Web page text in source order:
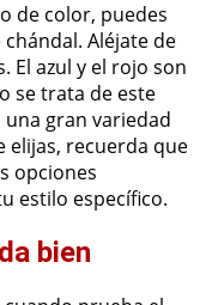
de color, puedes
Aléjate de
El azul y el rojo son
se trata de este
gran variedad
elijas, recuerda que
opciones
estilo específico.
bien